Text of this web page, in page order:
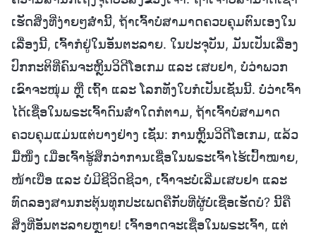
ເຮັດສິ່ງທີ່ງ່າຍໆສໍ່ານີ້, ຖ້າເຈົ້າບໍ່ສາມາດຄວບຄຸມຕົນເອງໃນ
ເລື່ອງນີ້, ເຈົ້າກໍຢູ່ໃນອັນຕະລາຍ. ໃນປະຈຸບັນ, ມັນເປັນເລື່ອງ
ປົກກະຕິທີ່ຄົນຈະຫຼິ້ນວິດີໂອເກມ ແລະ ເສບຢາ, ບໍ່ວ່າພວກ
ເຂົາຈະໜຸ່ມ ຫຼື ເຖົ້າ ແລະ ໂລກທັງໃບກໍເປັນເຊັ່ນນີ້. ບໍ່ວ່າເຈົ້າ
ໄດ້ເຊື່ອໃນພຣະເຈົ້າດົນສໍ່າໃດກໍຕາມ, ຖ້າເຈົ້າບໍ່ສາມາດ
ຄວບຄຸມແມ່ນແຕ່ບາງຢ່າງ ເຊັ່ນ: ການຫຼິ້ນວິດີໂອເກມ, ແລ້ວ
ມື້ໜຶ່ງ ເມື່ອເຈົ້າຮູ້ສຶກວ່າການເຊື່ອໃນພຣະເຈົ້າໄຮ້ເປົ້າໝາຍ,
ໜ້າເບື່ອ ແລະ ບໍ່ມີຊີວິດຊີວາ, ເຈົ້າຈະບໍ່ເລີ່ມເສບຢາ ແລະ
ທົດລອງສານກະຕຸ້ນທຸກປະເພດຄືກັບທີ່ຜູ້ບໍ່ເຊື່ອເຮັດບໍ? ນີ້ຄື
ສິ່ງທີ່ອັນຕະລາຍຫຼາຍ! ເຈົ້າອາດຈະເຊື່ອໃນພຣະເຈົ້າ, ແຕ່